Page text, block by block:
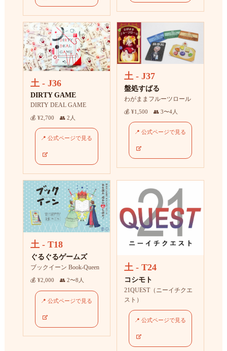
土 - J36
DIRTY GAME
DIRTY DEAL GAME
💰 ¥2,700 👥 2人
📍 公式ページで見る
土 - J37
盤処すばる
わがままフルーツロール
💰 ¥1,500 👥 3〜4人
📍 公式ページで見る
土 - T18
ぐるぐるゲームズ
ブックイーン Book-Queen
💰 ¥2,000 👥 2〜8人
📍 公式ページで見る
土 - T24
コシモト
21QUEST（ニーイチクエ
スト）
📍 公式ページで見る